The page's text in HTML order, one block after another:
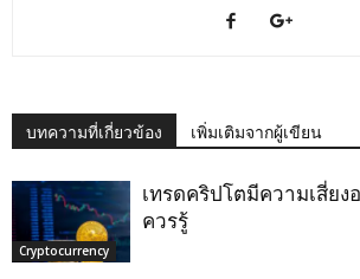
บทความที่เกี่ยวข้อง เพิ่มเติมจากผู้เขียน
Cryptocurrency
เทรดคริปโตมีความเสี่ย
ควรรู้